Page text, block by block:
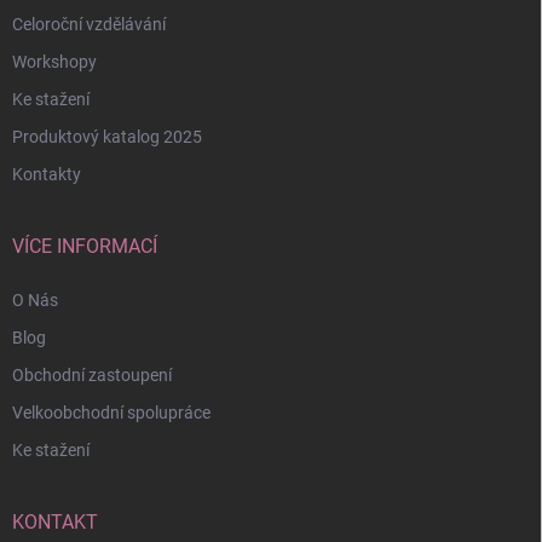
Celoroční vzdělávání
Workshopy
Ke stažení
Produktový katalog 2025
Kontakty
VÍCE INFORMACÍ
O Nás
Blog
Obchodní zastoupení
Velkoobchodní spolupráce
Ke stažení
KONTAKT